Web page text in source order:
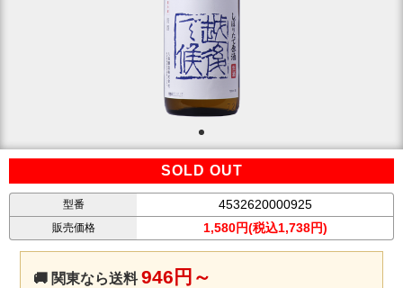
SOLD OUT
型番 4532620000925
販売価格 1,580円(税込1,738円)
🚚 関東なら送料946円～